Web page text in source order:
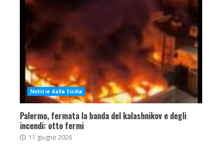
Notizie dalla Sicilia
Palermo, fermata la banda del kalashnikov e degli
incendi: otto fermi
11 giugno 2026